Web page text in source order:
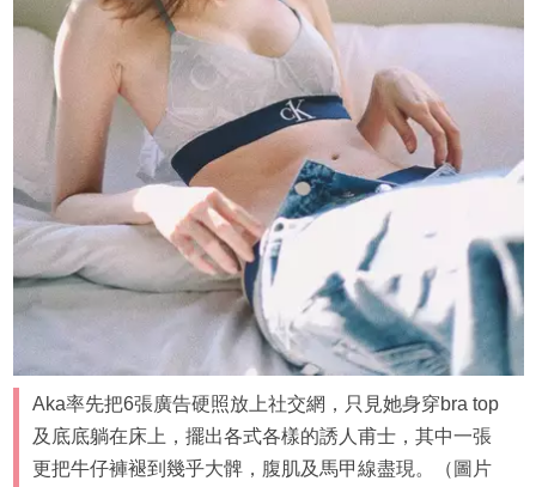
Aka率先把6張廣告硬照放上社交網，只見她身穿bra top
及底底躺在床上，擺出各式各樣的誘人甫士，其中一張
更把牛仔褲褪到幾乎大髀，腹肌及馬甲線盡現。（圖片